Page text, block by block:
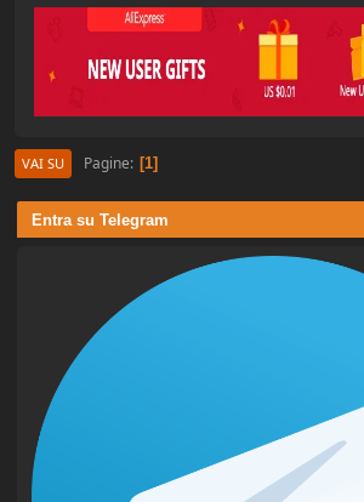
Entra su Telegram
VAI SU Pagine 1